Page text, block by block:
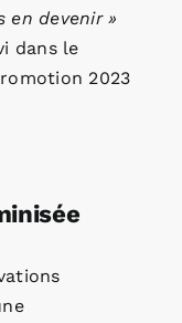
en devenir »
dans le
2023